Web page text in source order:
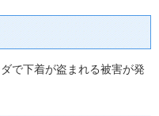
で下着が盗まれる被害が発